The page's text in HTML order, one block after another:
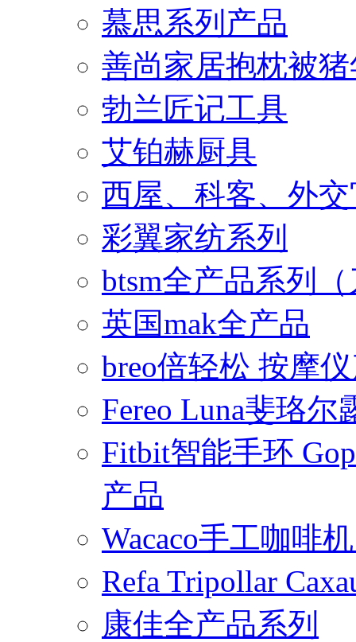
慕思系列产品
善尚家居抱枕被
勃兰匠记工具
艾铂赫厨具
西屋、科客、外
彩翼家纺系列
btsm全产品系列
英国mak全产品
breo倍轻松 按摩
Fereo Luna斐珞
Fitbit智能手环
产品
Wacaco手工咖啡
Refa Tripollar
康佳全产品系列